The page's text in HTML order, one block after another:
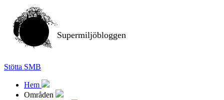
Supermiljöbloggen
Stötta SMB
Hem
Områden